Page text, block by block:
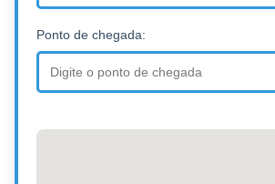
Ponto de chegada: